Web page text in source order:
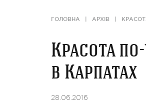
ГОЛОВНА АРХІВ
Красота
в Карпатах
28.06.2016